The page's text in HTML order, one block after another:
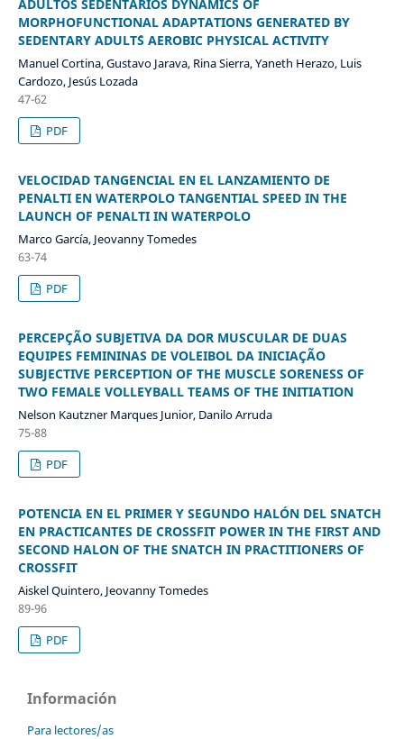
ADULTOS SEDENTARIOS DYNAMICS OF
MORPHOFUNCTIONAL ADAPTATIONS GENERATED BY
SEDENTARY ADULT´S AEROBIC PHYSICAL ACTIVITY
Manuel Cortina, Gustavo Jarava, Rina Sierra, Yaneth Herazo, Luis
Cardozo, Jesús Lozada
47-62
PDF
VELOCIDAD TANGENCIAL EN EL LANZAMIENTO DE
PENALTI EN WATERPOLO TANGENTIAL SPEED IN THE
LAUNCH OF PENALTI IN WATERPOLO
Marco García, Jeovanny Tomedes
63-74
PDF
PERCEPÇÃO SUBJETIVA DA DOR MUSCULAR DE DUAS
EQUIPES FEMININAS DE VOLEIBOL DA INICIAÇÃO
SUBJECTIVE PERCEPTION OF THE MUSCLE SORENESS OF
TWO FEMALE VOLLEYBALL TEAMS OF THE INITIATION
Nelson Kautzner Marques Junior, Danilo Arruda
75-88
PDF
POTENCIA EN EL PRIMER Y SEGUNDO HALÓN DEL SNATCH
EN PRACTICANTES DE CROSSFIT POWER IN THE FIRST AND
SECOND HALON OF THE SNATCH IN PRACTITIONERS OF
CROSSFIT
Aiskel Quintero, Jeovanny Tomedes
89-96
PDF
Información
Para lectores/as